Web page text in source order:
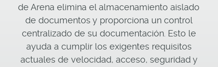
de Arena elimina el almacenamiento aislado
de documentos y proporciona un control
centralizado de su documentación. Esto le
ayuda a cumplir los exigentes requisitos
actuales de velocidad, acceso, seguridad y